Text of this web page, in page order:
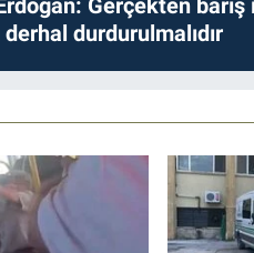
Gerçekten
derhal durdurulmalıdır